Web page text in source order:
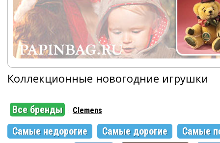
Коллекционные новогодние игрушки
Все бренды : Clemens
Самые недорогие Самые дорогие Самые